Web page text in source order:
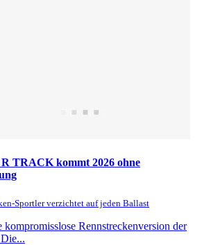
TRACK kommt 2026 ohne
Sportler verzichtet auf jeden Ballast
Rennstreckenversion der